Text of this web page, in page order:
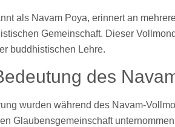
als Navam Poya, erinnert an
Gemeinschaft. Dieser
buddhistischen Lehre.
des
wurden während des Navam-
Glaubensgemeinschaft